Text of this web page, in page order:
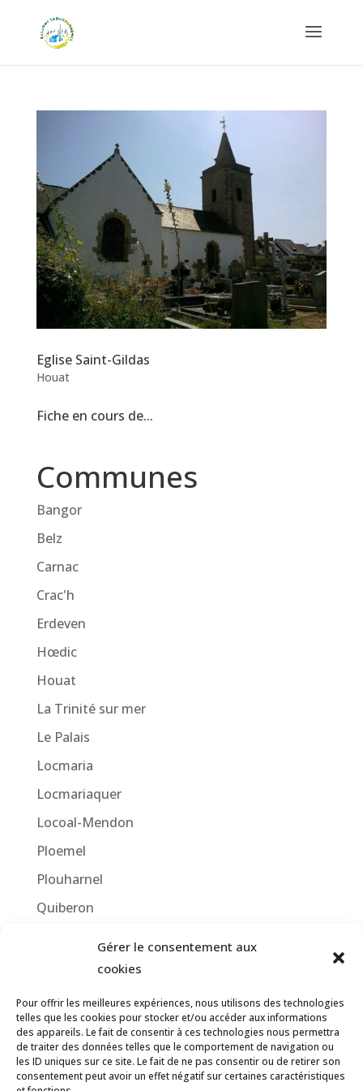
Gérer le consentement aux
cookies
Pour offrir les meilleures expériences, nous utilisons des technologies
telles que les cookies pour stocker et/ou accéder aux informations
des appareils. Le fait de consentir à ces technologies nous permettra
de traiter des données telles que le comportement de navigation ou
les ID uniques sur ce site. Le fait de ne pas consentir ou de retirer son
consentement peut avoir un effet négatif sur certaines caractéristiques
Eglise Saint-Gildas
Houat
Fiche en cours de...
Communes
Bangor
Belz
Carnac
Crac'h
Erdeven
Hœdic
Houat
La Trinité sur mer
Le Palais
Locmaria
Locmariaquer
Locoal-Mendon
Ploemel
Plouharnel
Quiberon
Saint-Pierre-Quiberon